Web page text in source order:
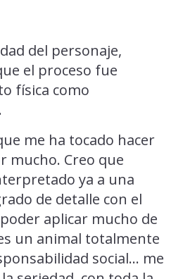
del personaje,
el proceso fue
física como
me ha tocado hacer
mucho. Creo que
ya a una
de detalle con el
aplicar mucho de
un animal totalmente
social… me